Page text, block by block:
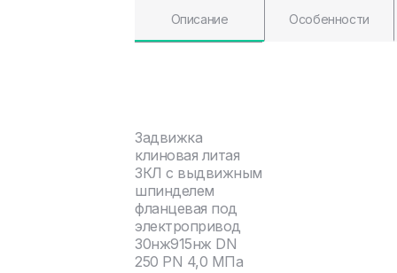
Описание Особенности
Задвижка
клиновая литая
ЗКЛ с выдвижным
шпинделем
фланцевая под
электропривод
30нж915нж DN
250 PN 4,0 МПа